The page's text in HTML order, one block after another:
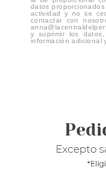
datos
actividad y no se
contactar con
y suprimir los
información